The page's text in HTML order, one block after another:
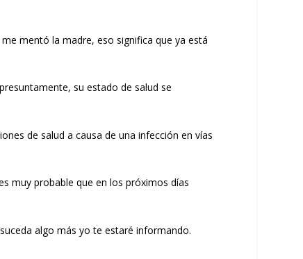
mentó la madre, eso significa que ya está
su estado de salud se
de salud a causa de una infección en vías
muy probable que en los próximos días
algo más yo te estaré informando.